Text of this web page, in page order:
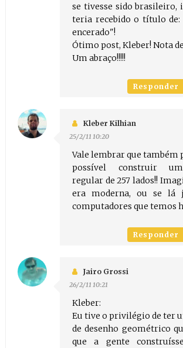
se tivesse sido brasileiro,
teria recebido o título de:
encerado"!
Ótimo post, Kleber! Nota
Um abraço!!!!!
Responder
Kleber Kilhian
25/2/11 10:20
Vale lembrar que também
possível construir
regular de 257 lados!!
era moderna, ou se lá
computadores que temos
Responder
Jairo Grossi
26/2/11 10:21
Kleber:
Eu tive o privilégio de ter
de desenho geométrico
que a gente